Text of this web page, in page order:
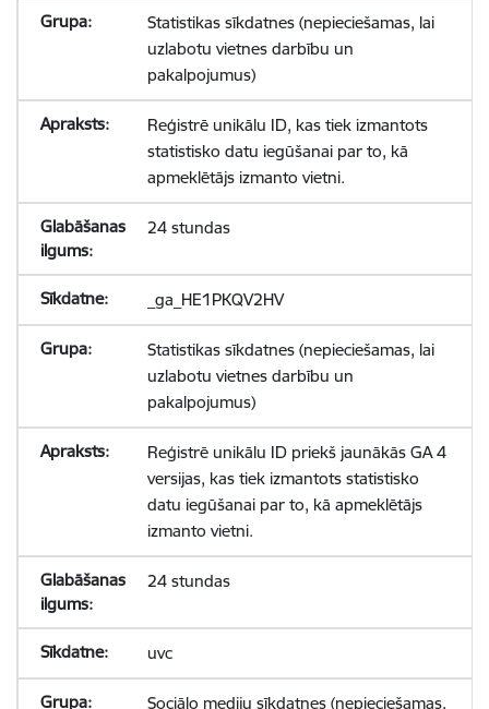
Statistikas sīkdatnes (nepieciešamas, lai
uzlabotu vietnes darbību un
pakalpojumus)
Reģistrē unikālu ID, kas tiek izmantots
statistisko datu iegūšanai par to, kā
apmeklētājs izmanto vietni.
24 stundas
_ga_HE1PKQV2HV
Statistikas sīkdatnes (nepieciešamas, lai
uzlabotu vietnes darbību un
pakalpojumus)
Reģistrē unikālu ID priekš jaunākās GA 4
versijas, kas tiek izmantots statistisko
datu iegūšanai par to, kā apmeklētājs
izmanto vietni.
24 stundas
uvc
Sociālo mediju sīkdatnes (nepieciešamas,